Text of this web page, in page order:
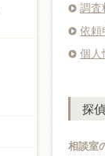
調査
依頼
個人
探
相談室